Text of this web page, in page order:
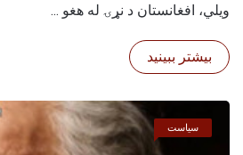
ویلي، افغانستان د نړۍ له هغو ...
بیشتر ببینید
سیاست